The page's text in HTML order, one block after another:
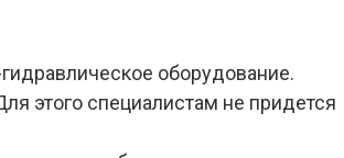
оборудование.
этого специалистам не придется